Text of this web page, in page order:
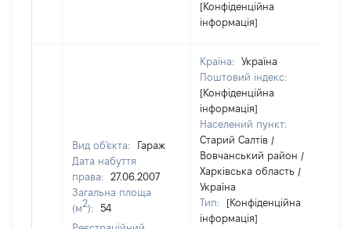
[Конфіденційна
інформація]
Вид об'єкта:
Гараж
Дата набуття
права:
27.06.2007
Загальна площа
(м2):
54
Країна:
Україна
Поштовий індекс:
[Конфіденційна
інформація]
Населений пункт:
Старий Салтів /
Вовчанський район /
Харківська область /
Україна
Тип:
[Конфіденційна
інформація]